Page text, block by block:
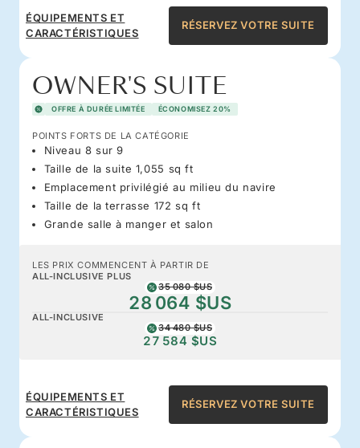
ÉQUIPEMENTS ET
CARACTÉRISTIQUES
RÉSERVEZ VOTRE SUITE
OWNER'S SUITE
OFFRE À DURÉE LIMITÉE ÉCONOMISEZ 20%
POINTS FORTS DE LA CATÉGORIE
Niveau 8 sur 9
Taille de la suite 1,055 sq ft
Emplacement privilégié au milieu du navire
Taille de la terrasse 172 sq ft
Grande salle à manger et salon
LES PRIX COMMENCENT À PARTIR DE
ALL-INCLUSIVE PLUS
35 080 $US
28 064 $US
ALL-INCLUSIVE
34 480 $US
27 584 $US
ÉQUIPEMENTS ET
CARACTÉRISTIQUES
RÉSERVEZ VOTRE SUITE